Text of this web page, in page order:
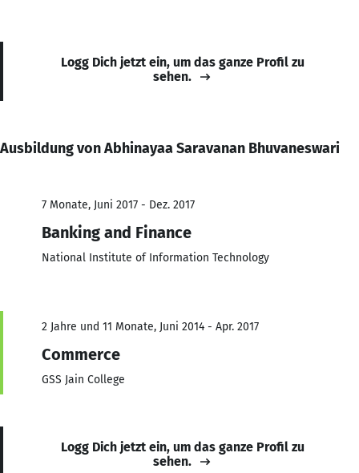
Logg Dich jetzt ein, um das ganze Profil zu
sehen.
Ausbildung von Abhinayaa Saravanan Bhuvaneswari
7 Monate, Juni 2017 - Dez. 2017
Banking and Finance
National Institute of Information Technology
2 Jahre und 11 Monate, Juni 2014 - Apr. 2017
Commerce
GSS Jain College
Logg Dich jetzt ein, um das ganze Profil zu
sehen.